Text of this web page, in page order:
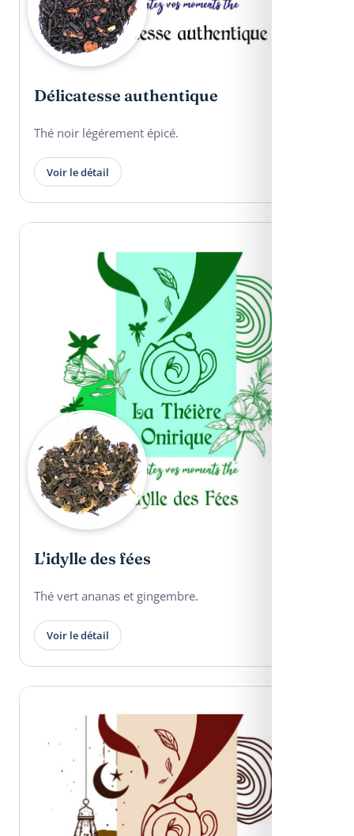
Délicatesse authentique
Thé noir légérement épicé.
Voir le détail
L'idylle des fées
Thé vert ananas et gingembre.
Voir le détail